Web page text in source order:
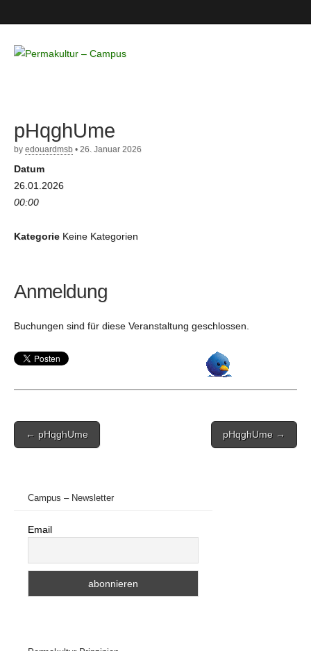
– Campus
pHqghUme
by edouardmsb • 26. Januar 2026
Datum
26.01.2026
00:00
Kategorie Keine Kategorien
Anmeldung
Buchungen sind für diese Veranstaltung geschlossen.
Post
navigation
← pHqghUme pHqghUme →
Campus – Newsletter
Email